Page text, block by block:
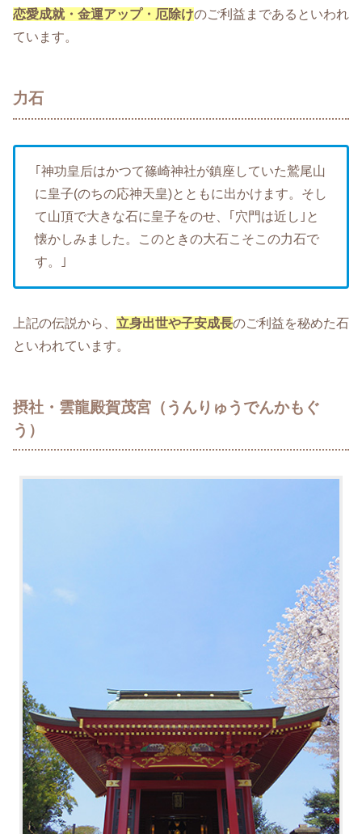
恋愛成就・金運アップ・厄除けのご利益まであるといわれ
ています。
力石
｢神功皇后はかつて篠崎神社が鎮座していた鷲尾山
に皇子(のちの応神天皇)とともに出かけます。そし
て山頂で大きな石に皇子をのせ、｢穴門は近し｣と
懐かしみました。このときの大石こそこの力石で
す。｣
上記の伝説から、 立身出世や子安成長のご利益を秘めた石
といわれています。
摂社・雲龍殿賀茂宮（うんりゅうでんかもぐ
う）